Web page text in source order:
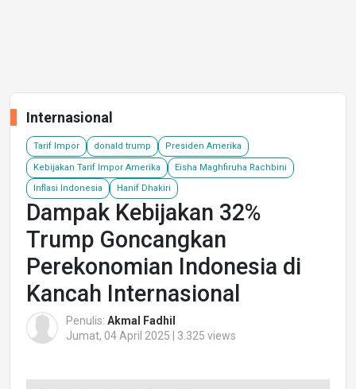
Internasional
Tarif Impor donald trump Presiden Amerika
Kebijakan Tarif Impor Amerika Eisha Maghfiruha Rachbini
Inflasi Indonesia Hanif Dhakiri
Dampak Kebijakan 32%
Trump Goncangkan
Perekonomian Indonesia di
Kancah Internasional
Penulis: Akmal Fadhil
Jumat, 04 April 2025 | 3.325 views